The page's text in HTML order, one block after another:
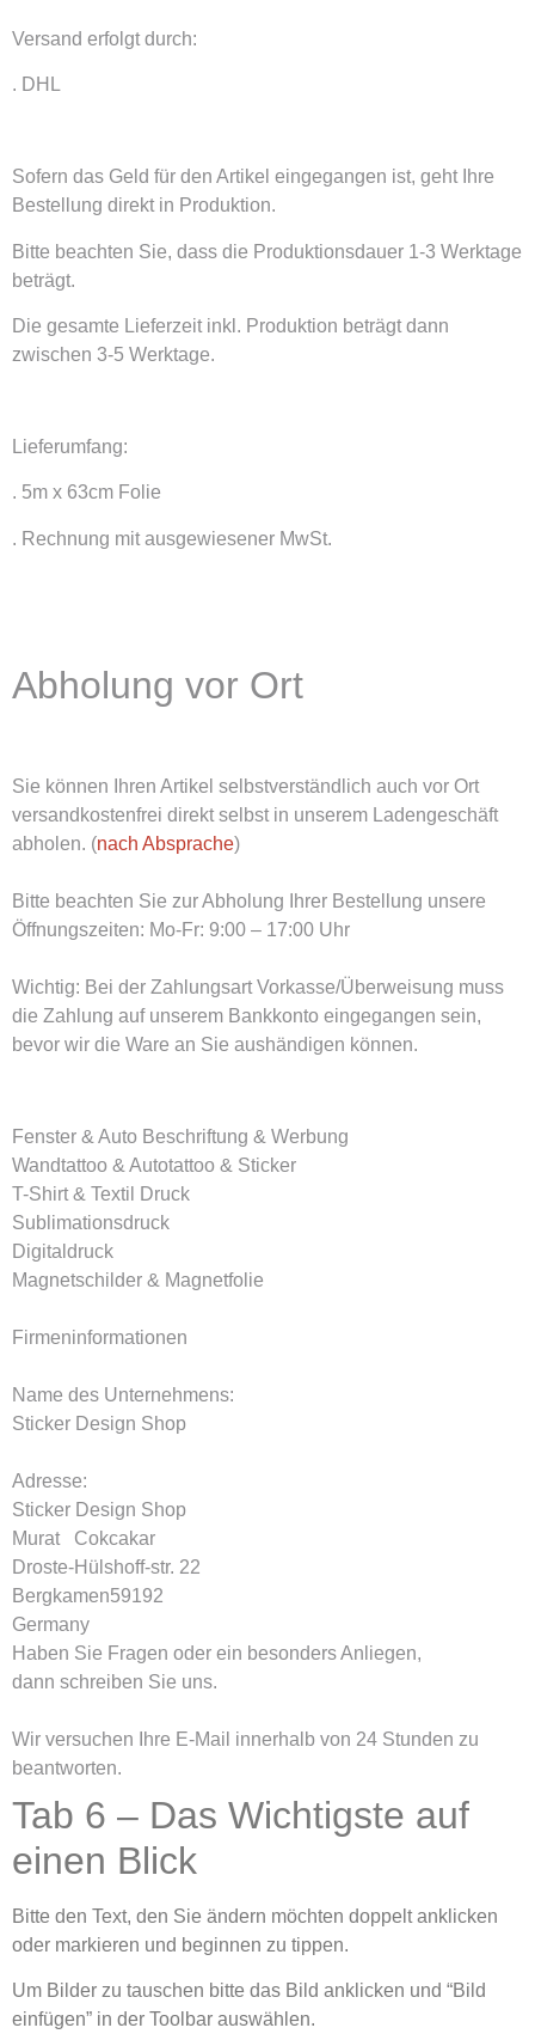
Versand erfolgt durch:
. DHL
Sofern das Geld für den Artikel eingegangen ist, geht Ihre
Bestellung direkt in Produktion.
Bitte beachten Sie, dass die Produktionsdauer 1-3 Werktage
beträgt.
Die gesamte Lieferzeit inkl. Produktion beträgt dann
zwischen 3-5 Werktage.
Lieferumfang:
. 5m x 63cm Folie
. Rechnung mit ausgewiesener MwSt.
Abholung vor Ort
Sie können Ihren Artikel selbstverständlich auch vor Ort
versandkostenfrei direkt selbst in unserem Ladengeschäft
abholen. (nach Absprache)
Bitte beachten Sie zur Abholung Ihrer Bestellung unsere
Öffnungszeiten: Mo-Fr: 9:00 – 17:00 Uhr
Wichtig: Bei der Zahlungsart Vorkasse/Überweisung muss
die Zahlung auf unserem Bankkonto eingegangen sein,
bevor wir die Ware an Sie aushändigen können.
Fenster & Auto Beschriftung & Werbung
Wandtattoo & Autotattoo & Sticker
T-Shirt & Textil Druck
Sublimationsdruck
Digitaldruck
Magnetschilder & Magnetfolie
Firmeninformationen
Name des Unternehmens:
Sticker Design Shop
Adresse:
Sticker Design Shop
Murat Cokcakar
Droste-Hülshoff-str. 22
Bergkamen59192
Germany
Haben Sie Fragen oder ein besonders Anliegen,
dann schreiben Sie uns.
Wir versuchen Ihre E-Mail innerhalb von 24 Stunden zu
beantworten.
Tab 6 – Das Wichtigste auf
einen Blick
Bitte den Text, den Sie ändern möchten doppelt anklicken
oder markieren und beginnen zu tippen.
Um Bilder zu tauschen bitte das Bild anklicken und “Bild
einfügen” in der Toolbar auswählen.